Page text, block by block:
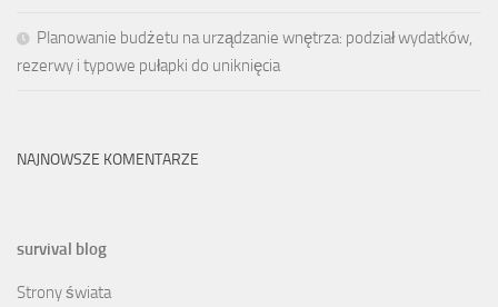
Planowanie budżetu na urządzanie wnętrza: podział wydatków,
rezerwy i typowe pułapki do uniknięcia
NAJNOWSZE KOMENTARZE
survival blog
Strony świata